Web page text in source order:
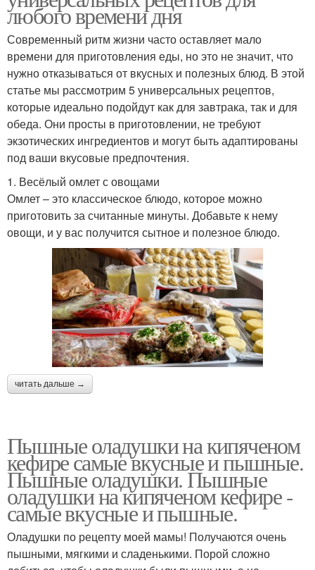
любого времени дня
Современный ритм жизни часто оставляет мало
времени для приготовления еды, но это не значит, что
нужно отказываться от вкусных и полезных блюд. В этой
статье мы рассмотрим 5 универсальных рецептов,
которые идеально подойдут как для завтрака, так и для
обеда. Они просты в приготовлении, не требуют
экзотических ингредиентов и могут быть адаптированы
под ваши вкусовые предпочтения.
1. Весёлый омлет с овощами
Омлет – это классическое блюдо, которое можно
приготовить за считанные минуты. Добавьте к нему
овощи, и у вас получится сытное и полезное блюдо.
читать дальше →
Пышные оладушки на кипяченом
кефире самые вкусные и пышные.
Пышные оладушки. Пышные
оладушки на кипяченом кефире -
самые вкусные и пышные.
Оладушки по рецепту моей мамы! Получаются очень
пышными, мягкими и сладенькими. Порой сложно